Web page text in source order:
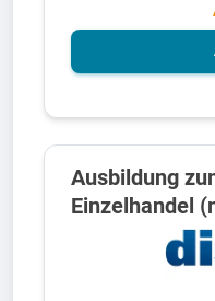
Ausbildung
Einzelhandel